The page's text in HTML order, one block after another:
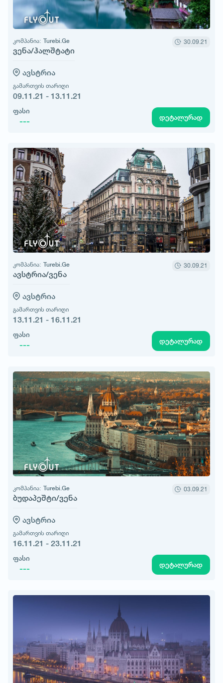
კომპანია: Turebi.Ge
ვენა/ჰალშტატი
30.09.21
ავსტრია
გამართვის თარიღი
09.11.21 - 13.11.21
ფასი
--- დეტალურად
კომპანია: Turebi.Ge
ავსტრია/ვენა
30.09.21
ავსტრია
გამართვის თარიღი
13.11.21 - 16.11.21
ფასი
--- დეტალურად
კომპანია: Turebi.Ge
ბუდაპეშტი/ვენა
03.09.21
ავსტრია
გამართვის თარიღი
16.11.21 - 23.11.21
ფასი
--- დეტალურად